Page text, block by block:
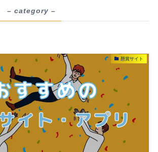
– category –
懸賞サイト